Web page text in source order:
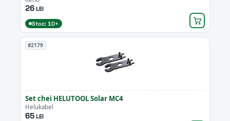
26LEI
Stoc: 10+
#2179
Set chei HELUTOOL Solar MC4
Helukabel
65LEI